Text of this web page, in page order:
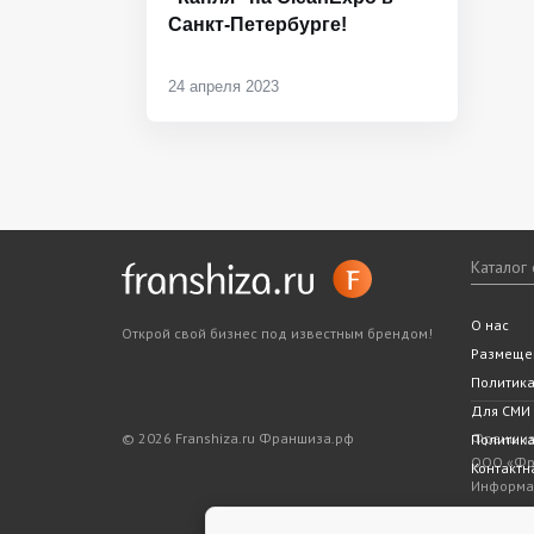
Санкт-Петербурге!
24 апреля 2023
Открой свой бизнес под известным брендом! Все
Статьи
Словарь
5 шагов
О нас
Для СМИ
© 2026 Franshiza.ru Франшиза.рф
ООО